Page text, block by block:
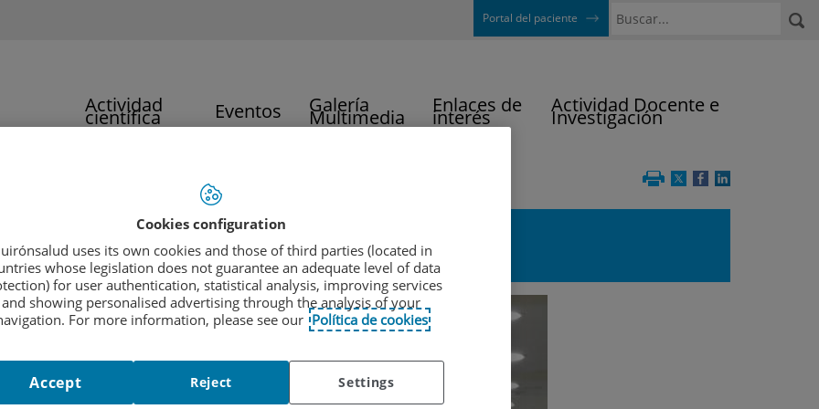
Portal del paciente
Actividad
científica Eventos Galería
Multimedia
Enlaces de
interés
Actividad Docente e
Investigación
E INVESTIGACIÓN
e Investigación
Cookies configuration
uses its own cookies and those of third parties (located in
whose legislation does not guarantee an adequate level of data
for user authentication, statistical analysis, improving services
and showing personalised advertising through the analysis of your
For more information, please see our Política de cookies
Settings
Reject
Accept